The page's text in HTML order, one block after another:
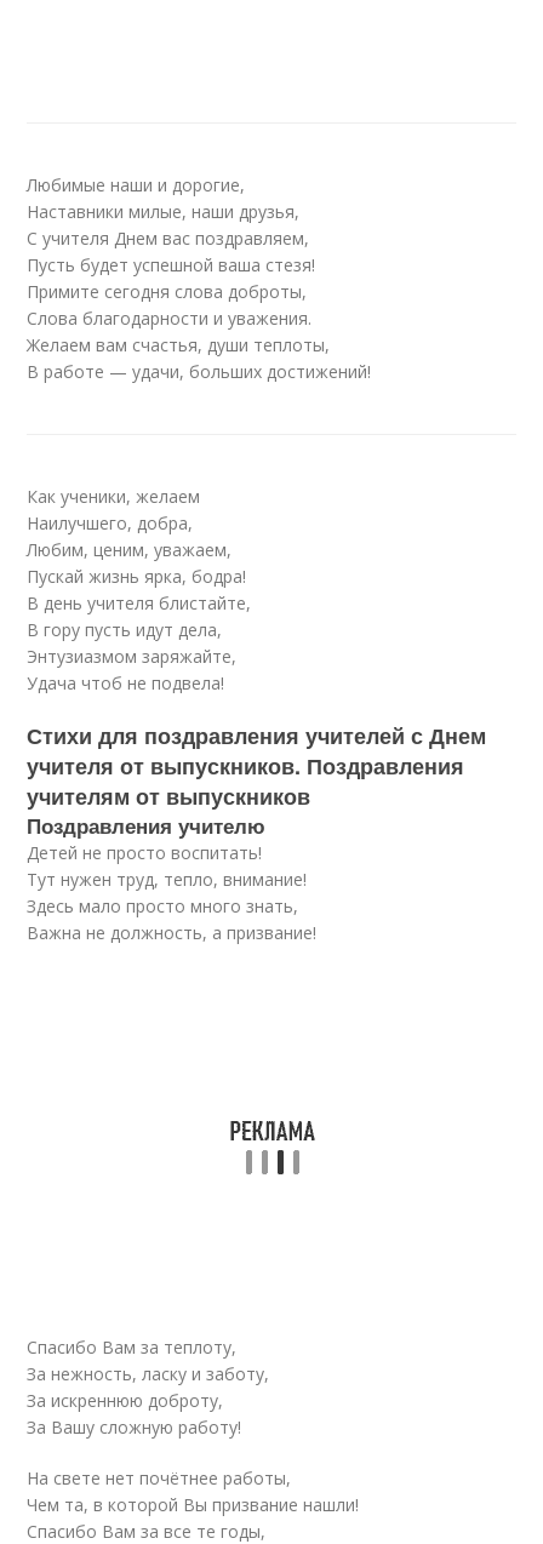
Любимые наши и дорогие,
Наставники милые, наши друзья,
С учителя Днем вас поздравляем,
Пусть будет успешной ваша стезя!
Примите сегодня слова доброты,
Слова благодарности и уважения.
Желаем вам счастья, души теплоты,
В работе — удачи, больших достижений!
Как ученики, желаем
Наилучшего, добра,
Любим, ценим, уважаем,
Пускай жизнь ярка, бодра!
В день учителя блистайте,
В гору пусть идут дела,
Энтузиазмом заряжайте,
Удача чтоб не подвела!
Стихи для поздравления учителей с Днем
учителя от выпускников. Поздравления
учителям от выпускников
Поздравления учителю
Детей не просто воспитать!
Тут нужен труд, тепло, внимание!
Здесь мало просто много знать,
Важна не должность, а призвание!
Спасибо Вам за теплоту,
За нежность, ласку и заботу,
За искреннюю доброту,
За Вашу сложную работу!
На свете нет почётнее работы,
Чем та, в которой Вы призвание нашли!
Спасибо Вам за все те годы,